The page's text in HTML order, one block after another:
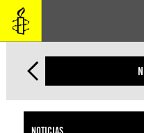
SALTAR
CONTENIDO
PRINCIPAL